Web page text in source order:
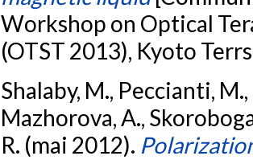
Workshop on Optical
(OTST 2013), Kyoto
Shalaby, M., Peccianti,
Mazhorova, A.,
R. (mai 2012).